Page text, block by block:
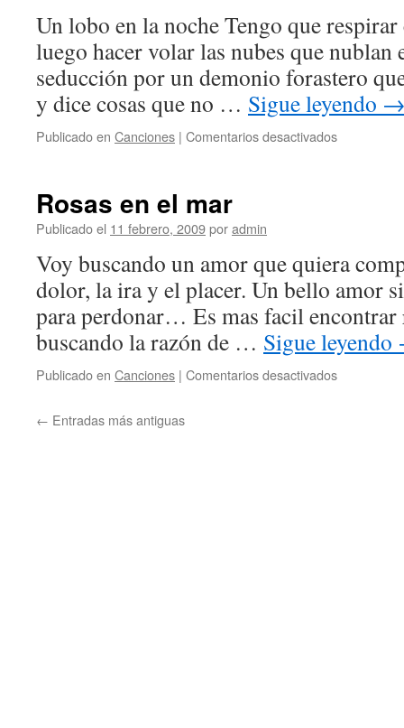
Un lobo en la noche Tengo que
luego hacer volar las nubes que nublan
seducción por un demonio forastero
y dice cosas que no … Sigue leyendo
Publicado en Canciones | Comentarios desactivadosen
Rosas en el mar
Publicado el 11 febrero, 2009poradmin
Voy buscando un amor que quiera
dolor, la ira y el placer. Un bello amor
para perdonar… Es mas facil encontrar
buscando la razón de … Sigue leyendo
Publicado en Canciones | Comentarios desactivadosen
← Entradas más antiguas